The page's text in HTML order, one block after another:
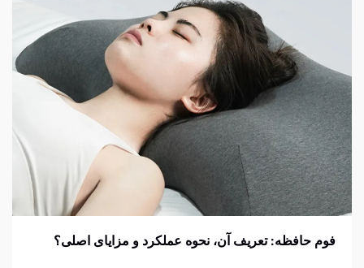
فوم حافظه: تعریف آن، نحوه عملکرد و مزایای اصلی؟